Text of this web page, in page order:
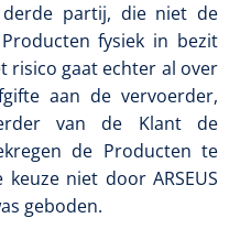
derde partij, die niet de
fysiek in bezit
risico gaat echter al over
aan de vervoerder,
van de Klant de
de Producten te
niet door ARSEUS
geboden.